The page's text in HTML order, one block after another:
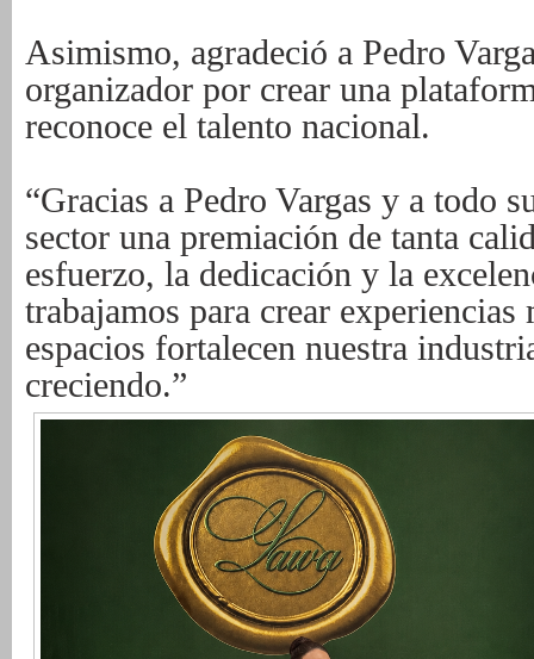
Asimismo, agradeció a Pedro
organizador por crear una
reconoce el talento nacional.
“Gracias a Pedro Vargas y a todo
sector una premiación de tanta
esfuerzo, la dedicación y la
trabajamos para crear experiencias
espacios fortalecen nuestra
creciendo.”